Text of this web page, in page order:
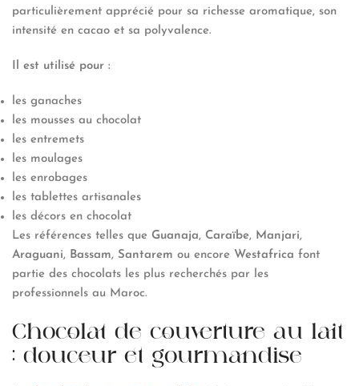
particulièrement apprécié pour sa richesse aromatique, son
intensité en cacao et sa polyvalence.
Il est utilisé pour :
les ganaches
les mousses au chocolat
les entremets
les moulages
les enrobages
les tablettes artisanales
les décors en chocolat
Les références telles que Guanaja, Caraïbe, Manjari,
Araguani, Bassam, Santarem ou encore Westafrica font
partie des chocolats les plus recherchés par les
professionnels au Maroc.
Chocolat de couverture au lait
: douceur et gourmandise